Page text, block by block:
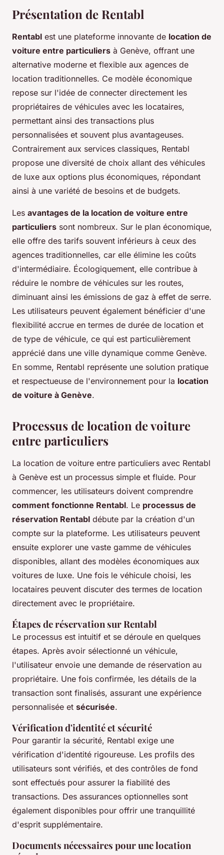
Présentation de Rentabl
Rentabl est une plateforme innovante de location de
voiture entre particuliers à Genève, offrant une
alternative moderne et flexible aux agences de
location traditionnelles. Ce modèle économique
repose sur l'idée de connecter directement les
propriétaires de véhicules avec les locataires,
permettant ainsi des transactions plus
personnalisées et souvent plus avantageuses.
Contrairement aux services classiques, Rentabl
propose une diversité de choix allant des véhicules
de luxe aux options plus économiques, répondant
ainsi à une variété de besoins et de budgets.
Les avantages de la location de voiture entre
particuliers sont nombreux. Sur le plan économique,
elle offre des tarifs souvent inférieurs à ceux des
agences traditionnelles, car elle élimine les coûts
d'intermédiaire. Écologiquement, elle contribue à
réduire le nombre de véhicules sur les routes,
diminuant ainsi les émissions de gaz à effet de serre.
Les utilisateurs peuvent également bénéficier d'une
flexibilité accrue en termes de durée de location et
de type de véhicule, ce qui est particulièrement
apprécié dans une ville dynamique comme Genève.
En somme, Rentabl représente une solution pratique
et respectueuse de l'environnement pour la location
de voiture à Genève.
Processus de location de voiture
entre particuliers
La location de voiture entre particuliers avec Rentabl
à Genève est un processus simple et fluide. Pour
commencer, les utilisateurs doivent comprendre
comment fonctionne Rentabl. Le processus de
réservation Rentabl débute par la création d'un
compte sur la plateforme. Les utilisateurs peuvent
ensuite explorer une vaste gamme de véhicules
disponibles, allant des modèles économiques aux
voitures de luxe. Une fois le véhicule choisi, les
locataires peuvent discuter des termes de location
directement avec le propriétaire.
Étapes de réservation sur Rentabl
Le processus est intuitif et se déroule en quelques
étapes. Après avoir sélectionné un véhicule,
l'utilisateur envoie une demande de réservation au
propriétaire. Une fois confirmée, les détails de la
transaction sont finalisés, assurant une expérience
personnalisée et sécurisée.
Vérification d'identité et sécurité
Pour garantir la sécurité, Rentabl exige une
vérification d'identité rigoureuse. Les profils des
utilisateurs sont vérifiés, et des contrôles de fond
sont effectués pour assurer la fiabilité des
transactions. Des assurances optionnelles sont
également disponibles pour offrir une tranquillité
d'esprit supplémentaire.
Documents nécessaires pour une location